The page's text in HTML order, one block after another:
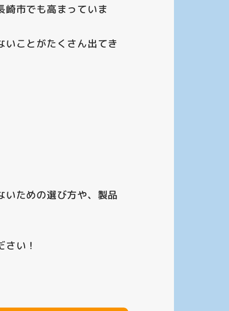
崎市でも高まっていま
いことがたくさん出てき
いための選び方や、製品
い！